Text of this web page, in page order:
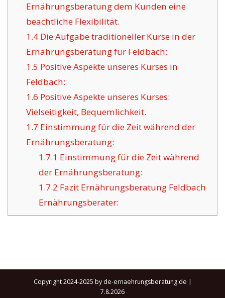
Ernährungsberatung dem Kunden eine
beachtliche Flexibilität.
1.4Die Aufgabe traditioneller Kurse in der
Ernährungsberatung für Feldbach:
1.5 Positive Aspekte unseres Kurses in
Feldbach:
1.6 Positive Aspekte unseres Kurses:
Vielseitigkeit, Bequemlichkeit.
1.7 Einstimmung für die Zeit während der
Ernährungsberatung:
1.7.1 Einstimmung für die Zeit während
der Ernährungsberatung:
1.7.2 Fazit Ernährungsberatung Feldbach
Ernährungsberater:
Copyright 2024-2025 by de-ernaehrungsberatung.de |
7.8.2026